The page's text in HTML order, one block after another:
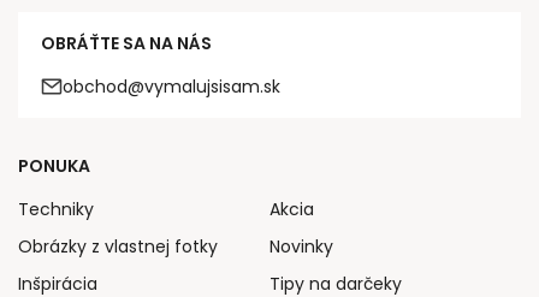
OBRÁŤTE SA NA NÁS
obchod@vymalujsisam.sk
PONUKA
Techniky
Obrázky z vlastnej fotky
Inšpirácia
Akcia
Novinky
Tipy na darčeky